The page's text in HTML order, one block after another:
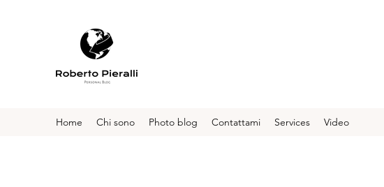
Home Chi sono Photo blog Contattami Services Video